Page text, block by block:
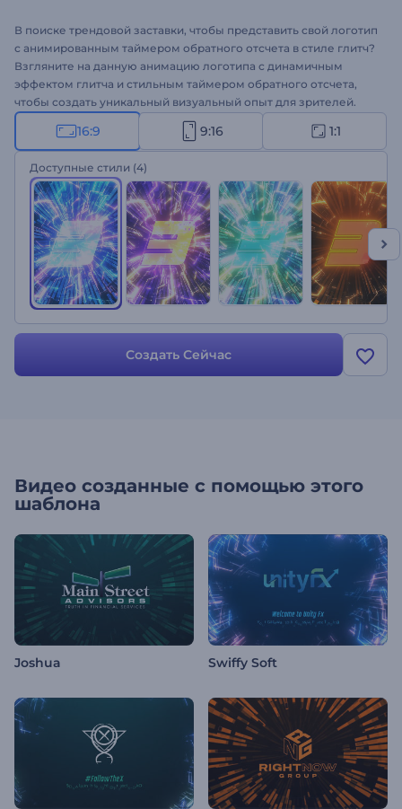
В поиске трендовой заставки, чтобы представить свой логотип
с анимированным таймером обратного отсчета в стиле глитч?
Взгляните на данную анимацию логотипа с динамичным
эффектом глитча и стильным таймером обратного отсчета,
чтобы создать уникальный визуальный опыт для зрителей.
Этот современный шаблон — все, что вам нужно, чтобы
повысить вовлеченность, ведь зрители будут с нетерпением
ждать, что же будет дальше. Вам сможете загрузить свой
логотип и ввести слоган за пару кликов и получить
профессиональную анимированную заставку с логотипом.
Шаблон отлично подходит для оформления анонсов
технологических мероприятий, запуска новых продуктов,
рекламных акций, ограниченных по времени и многих других
проектов. Создайте свою анимацию!
16:9 9:16 1:1
Доступные стили (4)
Создать Сейчас
Видео созданные с помощью этого
шаблона
Joshua Swiffy Soft